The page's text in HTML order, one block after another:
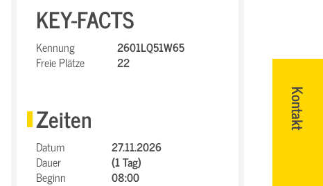
Kontakt
KEY-FACTS
Kennung
2601LQ51W65
Freie Plätze
22
Zeiten
Datum
27.11.2026
Dauer
(1 Tag)
Beginn
08:00